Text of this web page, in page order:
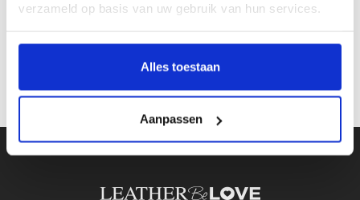
verzameld op basis van uw gebruik van hun services.
Alles toestaan
Aanpassen